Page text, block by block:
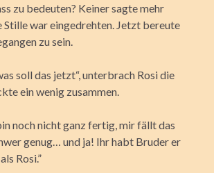
zu bedeuten? Keiner sagte mehr
Stille war eingedrehten. Jetzt bereute
zu sein.
soll das jetzt“, unterbrach Rosi die
ein wenig zusammen.
noch nicht ganz fertig, mir fällt das
genug… und ja! Ihr habt Bruder er
Rosi.”